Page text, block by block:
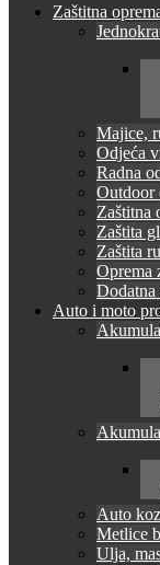
Zaštitna
Majice,
Odjeća
Radna
Outdoor
Zaštitna
Zaštita
Zaštita
Oprema
Dodatna
Auto i moto
Auto
Metlice
Ulja,